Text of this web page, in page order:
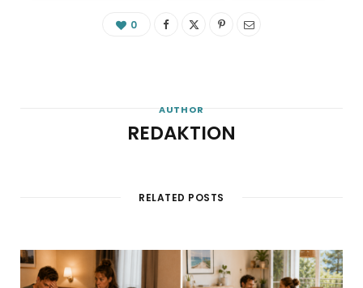
0
AUTHOR
REDAKTION
RELATED POSTS